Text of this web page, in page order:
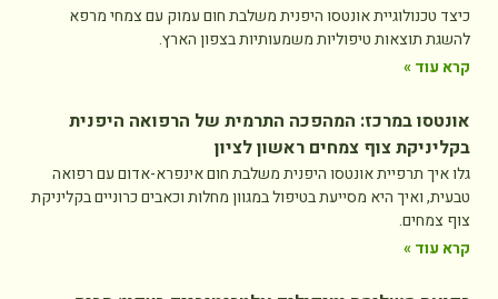
כיצד טכנולוגיית אונטסו היפנית משלבת חום עמוק עם צמחי מרפא
להשגת תוצאות טיפוליות משמעותיות בצפון הארץ.
קרא עוד »
אונטסו במרכז: המהפכה התרמית של הרפואה היפנית
בקליניקת צוף צמחים ראשון לציון
גלו איך תרפיית אונטסו היפנית משלבת חום אינפרא-אדום עם רפואה
טבעית, ואיך היא מסייעת בטיפול במגוון מחלות וכאבים כרוניים בקליניקת
צוף צמחים.
קרא עוד »